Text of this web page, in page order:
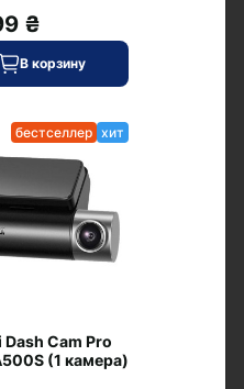
₴
В корзину
бестселлер хит
Cam Pro
(1 камера)